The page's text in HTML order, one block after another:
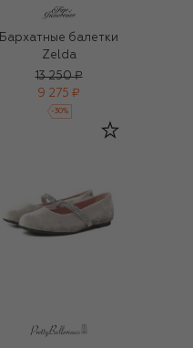
Бархатные балетки
Zelda
13 250 ₽
9 275 ₽
-30%